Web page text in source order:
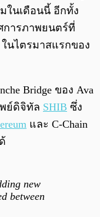
ในเดือนนี้ อีกทั้ง
การภาพยนตร์ที่
นไตรมาสแรกของ
Bridge ของ Ava
ย์ดิจิทัล SHIB ซึ่ง
และ C-Chain
new
between